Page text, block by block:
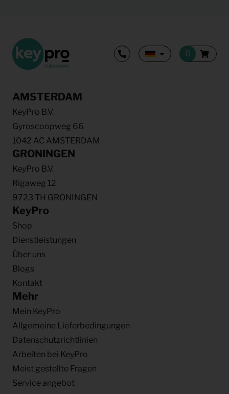
AMSTERDAM
KeyPro B.V.
Gyroscoopweg 66
1042 AC AMSTERDAM
GRONINGEN
KeyPro B.V.
Rigaweg 12
9723 TH GRONINGEN
KeyPro
Shop
Dienstleistungen
Über uns
Blogs
Kontakt
Mehr
Mein KeyPro
Allgemeine Lieferbedingungen
Datenschutzrichtlinien
Arbeiten bei KeyPro
Meist gestellte Fragen
Service angebot